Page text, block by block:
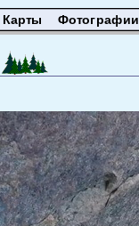
Карты Фотографии